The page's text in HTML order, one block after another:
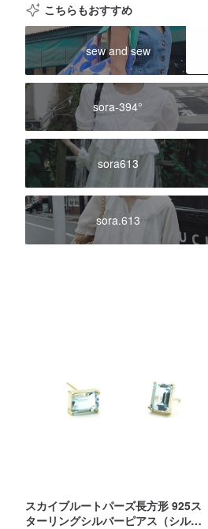
こちらもおすすめ
sew and sew
sora-394°
sora613
sora.613
スカイブルートパーズ長方形 925ス
ターリングシルバーピアス（シルバ